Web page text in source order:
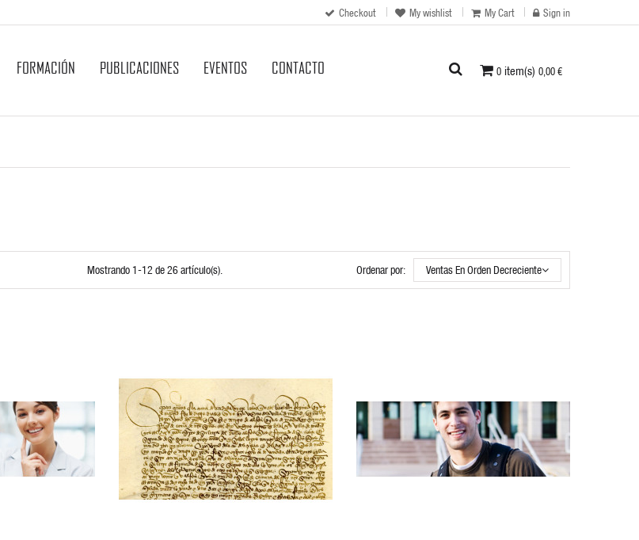
Checkout My wishlist My Cart Sign in
0 item(s) 0,00 €
FORMACIÓN PUBLICACIONES EVENTOS CONTACTO
Mostrando 1-12 de 26 artículo(s). Ordenar por: Ventas En Orden Decreciente